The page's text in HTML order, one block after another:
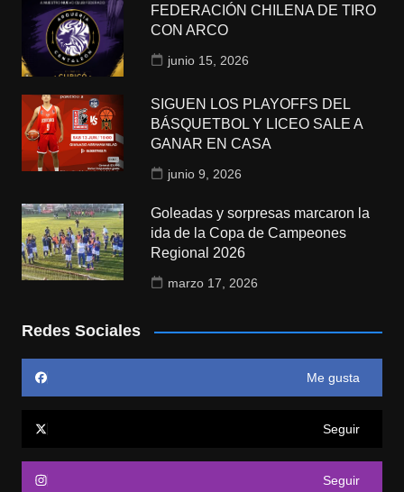
FEDERACIÓN CHILENA DE TIRO
CON ARCO
junio 15, 2026
SIGUEN LOS PLAYOFFS DEL
BÁSQUETBOL Y LICEO SALE A
GANAR EN CASA
junio 9, 2026
Goleadas y sorpresas marcaron la
ida de la Copa de Campeones
Regional 2026
marzo 17, 2026
Redes Sociales
Me gusta
Seguir
Seguir